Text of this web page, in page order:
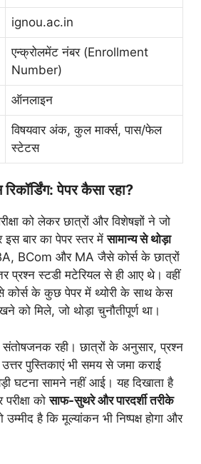
ignou.ac.in
एन्क्रोलमेंट नंबर (Enrollment
Number)
ऑनलाइन
विषयवार अंक, कुल मार्क्स, पास/फेल
स्टेटस
रिकॉर्डिंग: पेपर कैसा रहा?
को लेकर छात्रों और विशेषज्ञों ने जो
इस बार का पेपर स्तर मेंसामान्य से थोड़ा
BCom और MA जैसे कोर्स के छात्रों
प्रश्न स्टडी मटेरियल से ही आए थे। वहीं
के कुछ पेपर में थ्योरी के साथ केस
को मिले, जो थोड़ा चुनौतीपूर्ण था।
संतोषजनक रही। छात्रों के अनुसार, प्रश्न
पुस्तिकाएं भी समय से जमा कराई
घटना सामने नहीं आई। यह दिखाता है
परीक्षा कोसाफ-सुथरे और पारदर्शी तरीके
उम्मीद है कि मूल्यांकन भी निष्पक्ष होगा और